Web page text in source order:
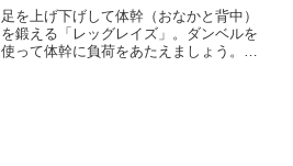
足を上げ下げして体幹（おなかと背中）
を鍛える「レッグレイズ」。ダンベルを
使って体幹に負荷をあたえましょう。＊